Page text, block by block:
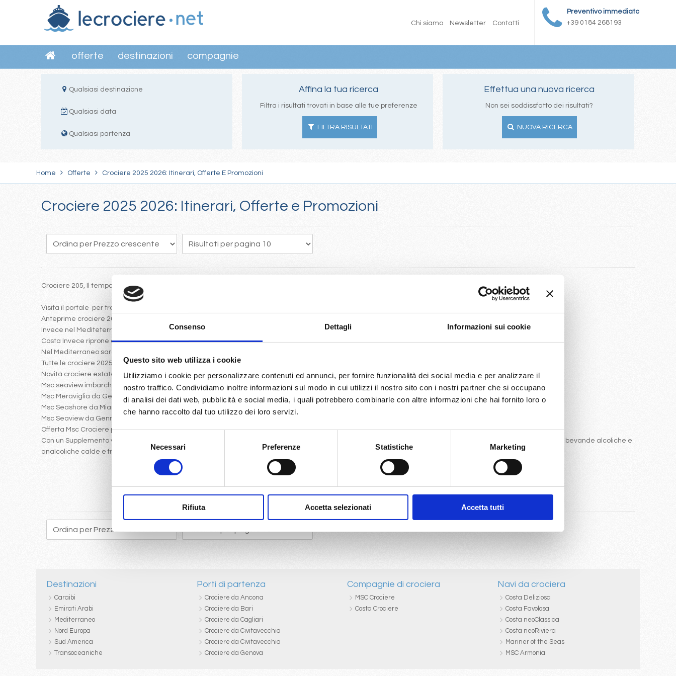
Consenso Dettagli Informazioni sui cookie
Questo sito web utilizza i cookie
Utilizziamo i cookie per personalizzare contenuti ed annunci, per fornire funzionalità dei social media e per analizzare il
nostro traffico. Condividiamo inoltre informazioni sul modo in cui utilizzi il nostro sito con i nostri partner che si occupano
di analisi dei dati web, pubblicità e social media, i quali potrebbero combinarle con altre informazioni che hai fornito loro o
che hanno raccolto dal tuo utilizzo dei loro servizi.
Selezione
Necessari Preferenze Statistiche Marketing
Rifiuta Accetta selezionati Accetta tutti
Preventivo immediato
+39 0184 268193
Chi siamo Newsletter Contatti
offerte destinazioni compagnie
Qualsiasi destinazione
Qualsiasi data
Qualsiasi partenza
Affina la tua ricerca
Filtra i risultati trovati in base alle tue preferenze
FILTRA RISULTATI
Effettua una nuova ricerca
Non sei soddissfatto dei risultati?
NUOVA RICERCA
Home Offerte Crociere 2025 2026: Itinerari, Offerte E Promozioni
Crociere 2025 2026: Itinerari, Offerte e Promozioni
Crociere 205, Il tempo vola e programmare in anticipo una crociera porta vantaggi economici con la scelta della migliore disponibilità
Visita il portale per trovare le crociere 2025 con Costa e Mc crociere
Anteprime crociere 2025: Msc Euribia a Dubai
Invece nel Mediteterraneo da gennaio 2025 partira Msc World europe...
Costa Invece riprone come crociera nel 2025 iniziale, il giro del mondo con Costa Deliziosa.
Nel Mediterraneo saranno presenti le ammiraglie Msc Seaside, Grandiosa, Seaview...per un 2025 ricco di novità.
Tutte le crociere 2025 possiamo sembre sfruttare la possibiltia di bloccare la prenotazione con 50€ a persona...
Novità crociere estate 2025
Msc seaview imbarcherà da Genova Napoli Messina verso Spagna Francia Malta
Msc Meraviglia da Genova Civitavecchia navigherà verso Costa Azzurra, Spagna...
Msc Seashore da Miami verso i Caraibi con volo da Milano e Roma
Msc Seaview da Gennaio a Marzo navigherà verso le Antille con Volo da Milano incluse
Offerta Msc Crociere per i mesi da Gennaio a marzo:
Con un Supplemento veramente ridotto rispetto al listino originario potrete usufruire del pacchetto bevande Easy 24/24, che comprende una ottima selezione di bevande alcoliche e
analcoliche calde e fredde
Destinazioni
Caraibi
Emirati Arabi
Mediterraneo
Nord Europa
Sud America
Transoceaniche
Porti di partenza
Crociere da Ancona
Crociere da Bari
Crociere da Cagliari
Crociere da Civitavecchia
Crociere da Civitavecchia
Crociere da Genova
Compagnie di crociera
MSC Crociere
Costa Crociere
Navi da crociera
Costa Deliziosa
Costa Favolosa
Costa neoClassica
Costa neoRiviera
Mariner of the Seas
MSC Armonia